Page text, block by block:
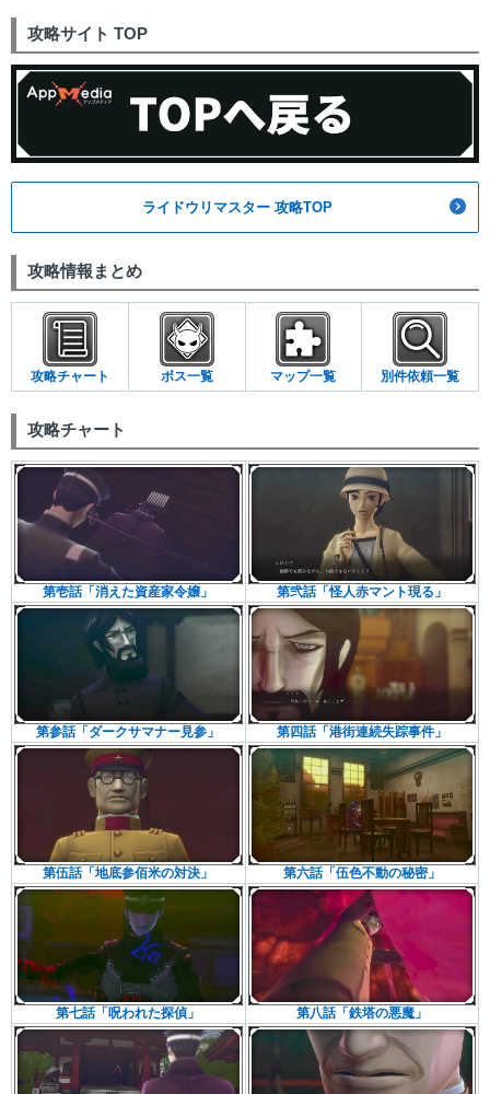
攻略サイト TOP
ライドウリマスター 攻略TOP
攻略情報まとめ
攻略チャート ボス一覧 マップ一覧 別件依頼一覧
攻略チャート
第壱話「消えた資産家令嬢」 第弐話「怪人赤マント現る」
第参話「ダークサマナー見参」 第四話「港街連続失踪事件」
第伍話「地底参佰米の対決」 第六話「伍色不動の秘密」
第七話「呪われた探偵」 第八話「鉄塔の悪魔」